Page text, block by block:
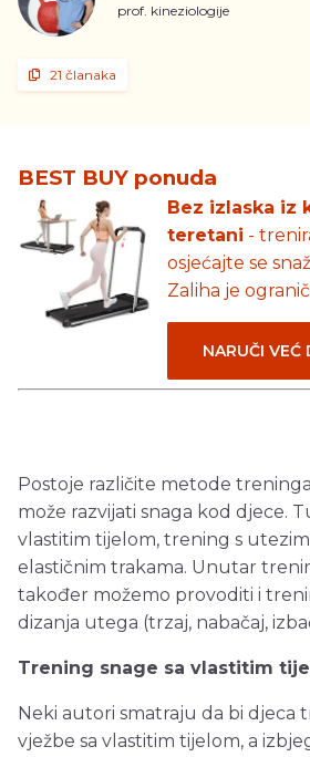
prof. kineziologije
21 članaka
BEST BUY ponuda
Bez izlaska iz
teretani -
osjećajte se
Zaliha je
NARUČI VEĆ
Postoje različite metode
može razvijati snaga kod djece.
vlastitim tijelom, trening s
elastičnim trakama. Unutar
također možemo provoditi i
dizanja utega (trzaj, nabačaj,
Trening snage sa vlastitim
Neki autori smatraju da bi djeca
vježbe sa vlastitim tijelom, a